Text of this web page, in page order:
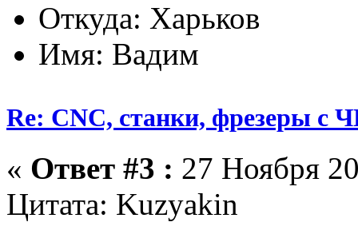
Откуда: Харьков
Имя: Вадим
Re: CNC, станки, фрезеры с
« Ответ #3 : 27 Ноября
Цитата: Kuzyakin